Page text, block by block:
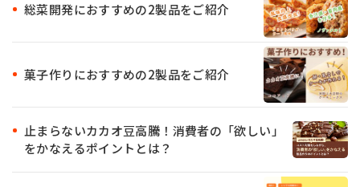
総菜開発におすすめの2製品をご紹介
菓子作りにおすすめの2製品をご紹介
止まらないカカオ豆高騰！消費者の「欲しい」
をかなえるポイントとは？